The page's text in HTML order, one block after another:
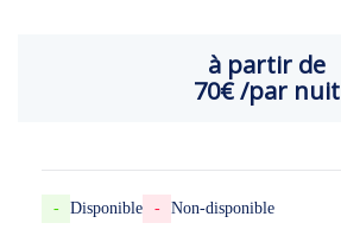
à partir de
70€/par nuit
- Disponible - Non-disponible